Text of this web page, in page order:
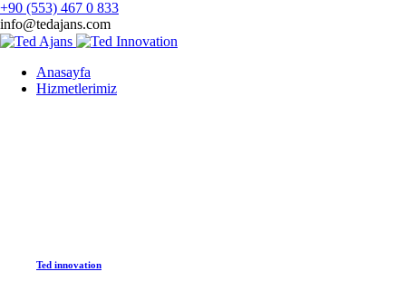
+90 (553) 467 0 833
info@tedajans.com
Anasayfa
Hizmetlerimiz
Ted innovation